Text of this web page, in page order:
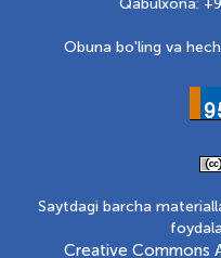
Qabulxona:
Obuna bo'ling va
Saytdagi barcha
Creative Commons